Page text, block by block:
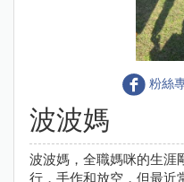
粉絲
波波媽
波波媽，全職媽咪的生涯
行，手作和放空，但最近